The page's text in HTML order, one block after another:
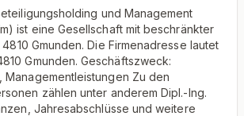
und Management
ist eine Gesellschaft mit beschränkter
Gmunden. Die Firmenadresse lautet
Gmunden. Geschäftszweck:
Managementleistungen Zu den
zählen unter anderem Dipl.-Ing.
Jahresabschlüsse und weitere